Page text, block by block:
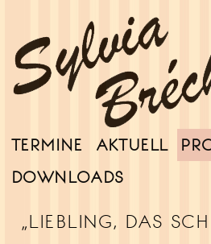
Sylvia Brécko
TERMINE AKTUELL
DOWNLOADS
„LIEBLING, DAS